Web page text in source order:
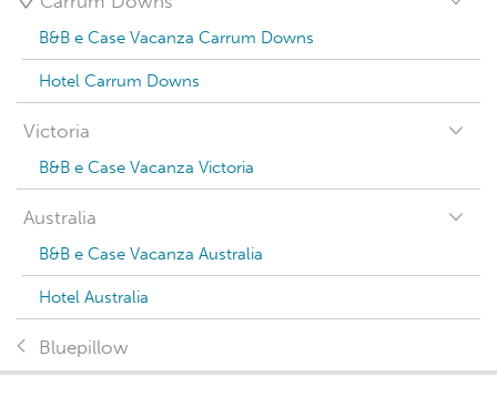
B&B e Case Vacanza Carrum Downs
Hotel Carrum Downs
Victoria
B&B e Case Vacanza Victoria
Australia
B&B e Case Vacanza Australia
Hotel Australia
Bluepillow